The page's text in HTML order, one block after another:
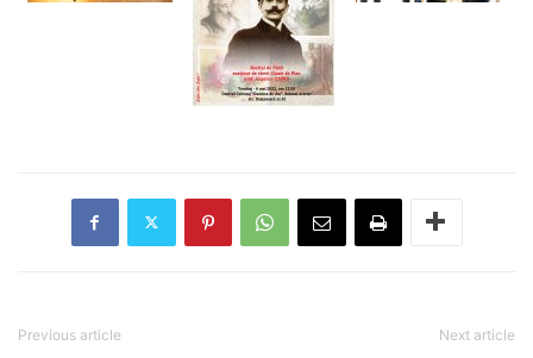
Previous article Next article